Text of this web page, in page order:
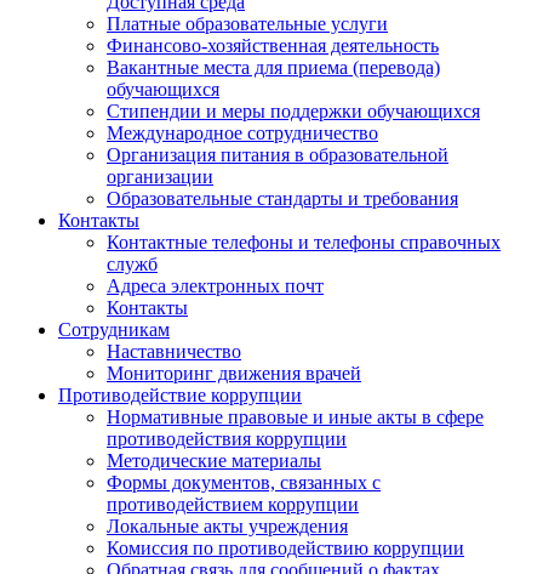
Платные образовательные услуги
Финансово-хозяйственная деятельность
Вакантные места для приема (перевода)
обучающихся
Стипендии и меры поддержки обучающихся
Международное сотрудничество
Организация питания в образовательной
организации
Образовательные стандарты и требования
Контакты
Контактные телефоны и телефоны справочных
служб
Адреса электронных почт
Контакты
Сотрудникам
Наставничество
Мониторинг движения врачей
Противодействие коррупции
Нормативные правовые и иные акты в сфере
противодействия коррупции
Методические материалы
Формы документов, связанных с
противодействием коррупции
Локальные акты учреждения
Комиссия по противодействию коррупции
Обратная связь для сообщений о фактах